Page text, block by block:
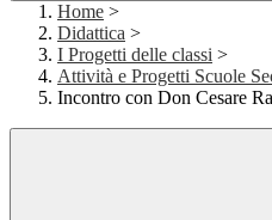
Home >
Didattica >
I Progetti delle classi >
Attività e Progetti Scuole
Incontro con Don Cesare